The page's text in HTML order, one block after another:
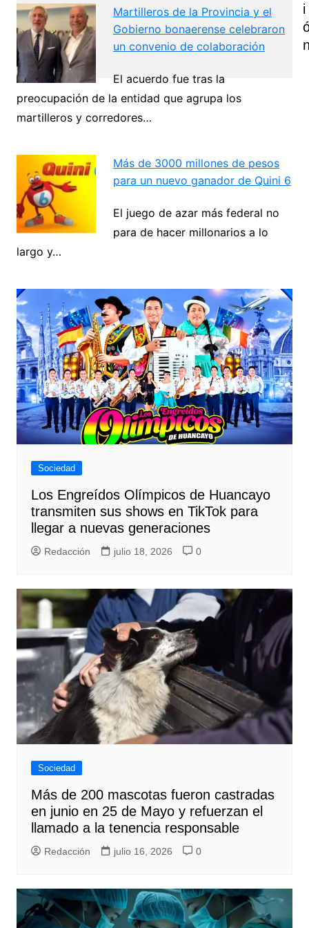
Martilleros de la Provincia y el
Gobierno bonaerense celebraron
un convenio de colaboración
El acuerdo fue tras la
preocupación de la entidad que agrupa los
martilleros y corredores…
Más de 3000 millones de pesos
para un nuevo ganador de Quini 6
El juego de azar más federal no
para de hacer millonarios a lo
largo y…
I
Navegación
entradas
Sociedad
Los Engreídos Olímpicos de Huancayo
transmiten sus shows en TikTok para
llegar a nuevas generaciones
Redacción julio 18, 2026 0
Sociedad
Más de 200 mascotas fueron castradas
en junio en 25 de Mayo y refuerzan el
llamado a la tenencia responsable
Redacción julio 16, 2026 0